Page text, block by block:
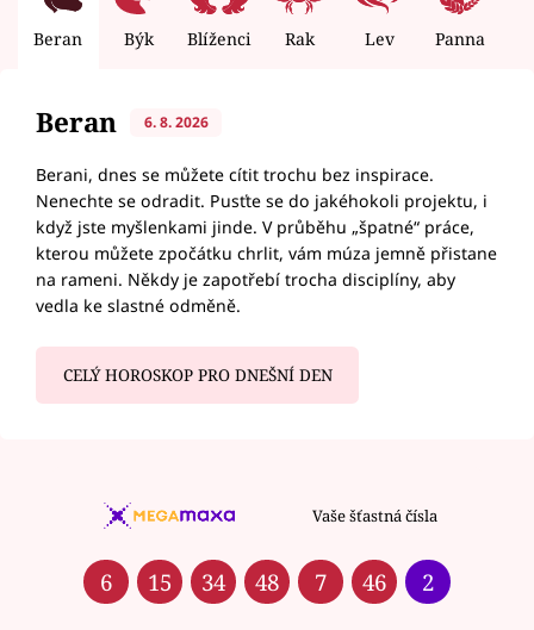
Beran Býk Blíženci Rak Lev Panna
Beran 6. 8. 2026
Berani, dnes se můžete cítit trochu bez inspirace.
Nenechte se odradit. Pusťte se do jakéhokoli projektu, i
když jste myšlenkami jinde. V průběhu „špatné“ práce,
kterou můžete zpočátku chrlit, vám múza jemně přistane
na rameni. Někdy je zapotřebí trocha disciplíny, aby
vedla ke slastné odměně.
CELÝ HOROSKOP PRO DNEŠNÍ DEN
Vaše šťastná čísla
6 15 34 48 7 46 2